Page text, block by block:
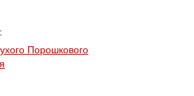
Порошкового